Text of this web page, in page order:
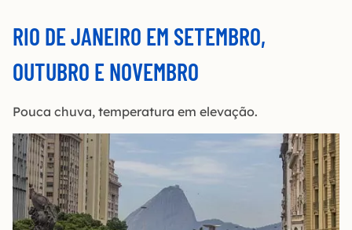
RIO DE JANEIRO EM SETEMBRO,
OUTUBRO E NOVEMBRO
Pouca chuva, temperatura em elevação.